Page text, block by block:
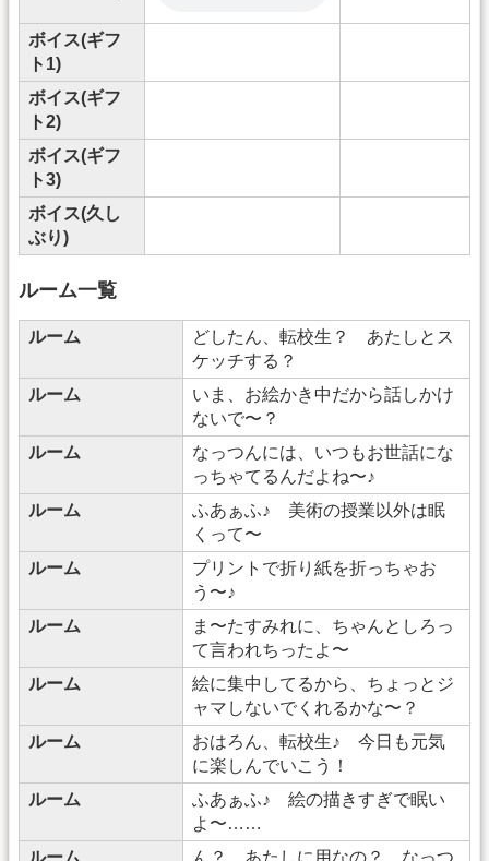
ボイス(ギフ
ト1)
ボイス(ギフ
ト2)
ボイス(ギフ
ト3)
ボイス(久し
ぶり)
ルーム一覧
ルーム
どしたん、転校生？ あたしとス
ケッチする？
ルーム
いま、お絵かき中だから話しかけ
ないで〜？
ルーム
なっつんには、いつもお世話にな
っちゃてるんだよね〜♪
ルーム
ふあぁふ♪ 美術の授業以外は眠
くって〜
ルーム
プリントで折り紙を折っちゃお
う〜♪
ルーム
ま〜たすみれに、ちゃんとしろっ
て言われちったよ〜
ルーム
絵に集中してるから、ちょっとジ
ャマしないでくれるかな〜？
ルーム
おはろん、転校生♪ 今日も元気
に楽しんでいこう！
ルーム
ふあぁふ♪ 絵の描きすぎで眠い
よ〜……
ルーム
ん？ あたしに用なの？ なっつ